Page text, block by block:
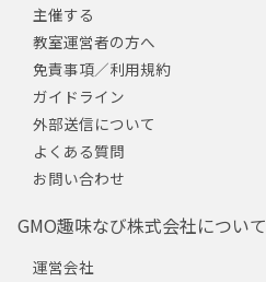
主催する
教室運営者の方へ
免責事項／利用規約
ガイドライン
外部送信について
よくある質問
お問い合わせ
GMO趣味なび株式会社について
運営会社